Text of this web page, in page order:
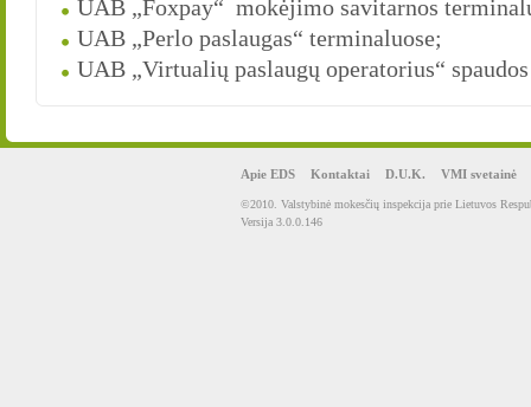
UAB „Foxpay“ mokėjimo savitarnos
UAB „Perlo paslaugas“ terminaluose;
UAB „Virtualių paslaugų operatorius“
Apie EDS Kontaktai D.U.K. VMI svetainė
©2010. Valstybinė mokesčių inspekcija prie Lietuvos
Versija 3.0.0.146